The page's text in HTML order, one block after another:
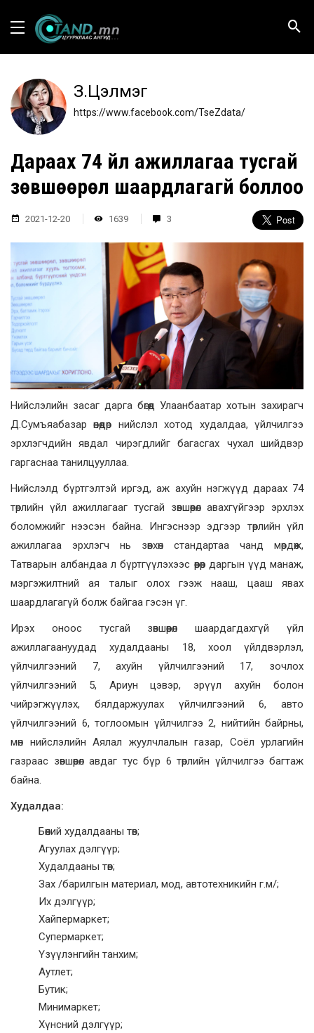
З.Цэлмэг
https://www.facebook.com/TseZdata/
Дараах 74 үйл ажиллагаа тусгай
зөвшөөрөл шаардлагагүй боллоо
2021-12-20 1639 3
Нийслэлийн засаг дарга бөгөөд Улаанбаатар хотын захирагч
Д.Сумъяабазар өнөөдөр нийслэл хотод худалдаа, үйлчилгээ
эрхлэгчдийн явдал чирэгдлийг багасгах чухал шийдвэр
гаргаснаа танилцууллаа.
Нийслэлд бүртгэлтэй иргэд, аж ахуйн нэгжүүд дараах 74
төрлийн үйл ажиллагааг тусгай зөвшөөрөл авахгүйгээр эрхлэх
боломжийг нээсэн байна. Ингэснээр эдгээр төрлийн үйл
ажиллагаа эрхлэгч нь зөвхөн стандартаа чанд мөрдөж,
Татварын албандаа л бүртгүүлэхээс өөрөөр даргын үүд манаж,
мэргэжилтний ая талыг олох гээж нааш, цааш явах
шаардлагагүй болж байгаа гэсэн үг.
Ирэх оноос тусгай зөвшөөрөл шаардагдахгүй үйл
ажиллагаануудад худалдааны 18, хоол үйлдвэрлэл,
үйлчилгээний 7, ахуйн үйлчилгээний 17, зочлох
үйлчилгээний 5, Ариун цэвэр, эрүүл ахуйн болон
чийрэгжүүлэх, бялдаржуулах үйлчилгээний 6, авто
үйлчилгээний 6, тоглоомын үйлчилгээ 2, нийтийн байрны,
мөн нийслэлийн Аялал жуулчлалын газар, Соёл урлагийн
газраас зөвшөөрөл авдаг тус бүр 6 төрлийн үйлчилгээ багтаж
байна.
Худалдаа:
Бөөний худалдааны төв;
Агуулах дэлгүүр;
Худалдааны төв;
Зах /барилгын материал, мод, автотехникийн г.м/;
Их дэлгүүр;
Хайпермаркет;
Супермаркет;
Үзүүлэнгийн танхим;
Аутлет;
Бутик;
Минимаркет;
Хүнсний дэлгүүр;